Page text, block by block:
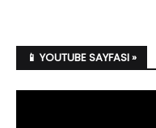
📱 YOUTUBE SAYFASI »